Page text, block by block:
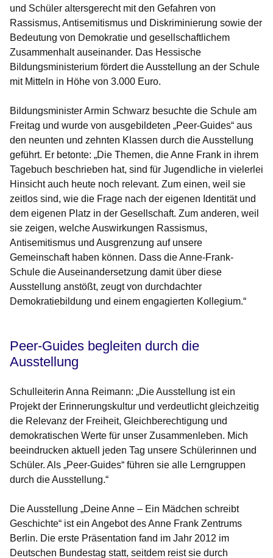
und Schüler altersgerecht mit den Gefahren von
Rassismus, Antisemitismus und Diskriminierung sowie der
Bedeutung von Demokratie und gesellschaftlichem
Zusammenhalt auseinander. Das Hessische
Bildungsministerium fördert die Ausstellung an der Schule
mit Mitteln in Höhe von 3.000 Euro.
Bildungsminister Armin Schwarz besuchte die Schule am
Freitag und wurde von ausgebildeten „Peer-Guides“ aus
den neunten und zehnten Klassen durch die Ausstellung
geführt. Er betonte: „Die Themen, die Anne Frank in ihrem
Tagebuch beschrieben hat, sind für Jugendliche in vielerlei
Hinsicht auch heute noch relevant. Zum einen, weil sie
zeitlos sind, wie die Frage nach der eigenen Identität und
dem eigenen Platz in der Gesellschaft. Zum anderen, weil
sie zeigen, welche Auswirkungen Rassismus,
Antisemitismus und Ausgrenzung auf unsere
Gemeinschaft haben können. Dass die Anne-Frank-
Schule die Auseinandersetzung damit über diese
Ausstellung anstößt, zeugt von durchdachter
Demokratiebildung und einem engagierten Kollegium.“
Peer-Guides begleiten durch die
Ausstellung
Schulleiterin Anna Reimann: „Die Ausstellung ist ein
Projekt der Erinnerungskultur und verdeutlicht gleichzeitig
die Relevanz der Freiheit, Gleichberechtigung und
demokratischen Werte für unser Zusammenleben. Mich
beeindrucken aktuell jeden Tag unsere Schülerinnen und
Schüler. Als „Peer-Guides“ führen sie alle Lerngruppen
durch die Ausstellung.“
Die Ausstellung „Deine Anne – Ein Mädchen schreibt
Geschichte“ ist ein Angebot des Anne Frank Zentrums
Berlin. Die erste Präsentation fand im Jahr 2012 im
Deutschen Bundestag statt, seitdem reist sie durch